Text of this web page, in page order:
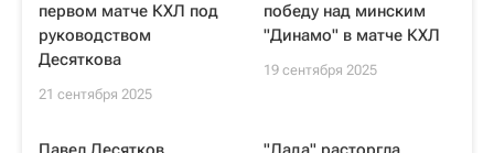
первом матче КХЛ под
руководством
Десяткова
21 сентября 2025
победу над минским
"Динамо" в матче КХЛ
19 сентября 2025